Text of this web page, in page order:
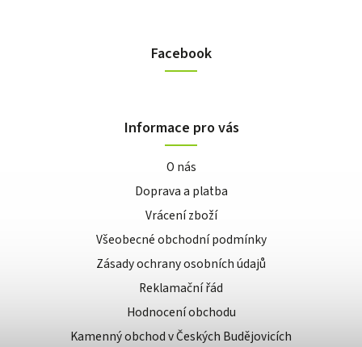
Facebook
Informace pro vás
O nás
Doprava a platba
Vrácení zboží
Všeobecné obchodní podmínky
Zásady ochrany osobních údajů
Reklamační řád
Hodnocení obchodu
Kamenný obchod v Českých Budějovicích